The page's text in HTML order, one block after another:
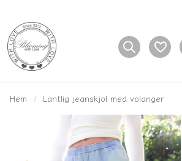
Hem Lantlig jeanskjol med volanger